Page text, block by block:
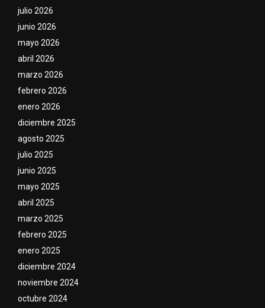
julio 2026
junio 2026
mayo 2026
abril 2026
marzo 2026
febrero 2026
enero 2026
diciembre 2025
agosto 2025
julio 2025
junio 2025
mayo 2025
abril 2025
marzo 2025
febrero 2025
enero 2025
diciembre 2024
noviembre 2024
octubre 2024